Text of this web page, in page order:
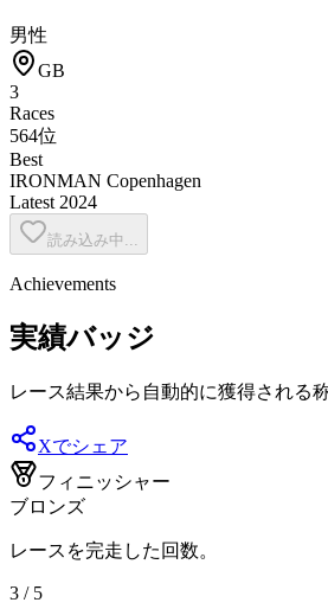
男性
GB
3
Races
564位
Best
IRONMAN Copenhagen
Latest 2024
読み込み中...
Achievements
実績バッジ
レース結果から自動的に獲得される
Xでシェア
フィニッシャー
ブロンズ
レースを完走した回数。
3 / 5